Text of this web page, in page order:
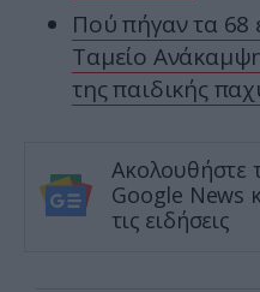
Πού πήγαν τα 68
Ταμείο
της παιδικής
Ακολουθήστε
Google News
τις ειδήσεις